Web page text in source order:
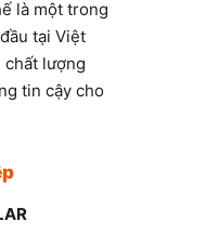
là một trong
tại Việt
chất lượng
tin cậy cho